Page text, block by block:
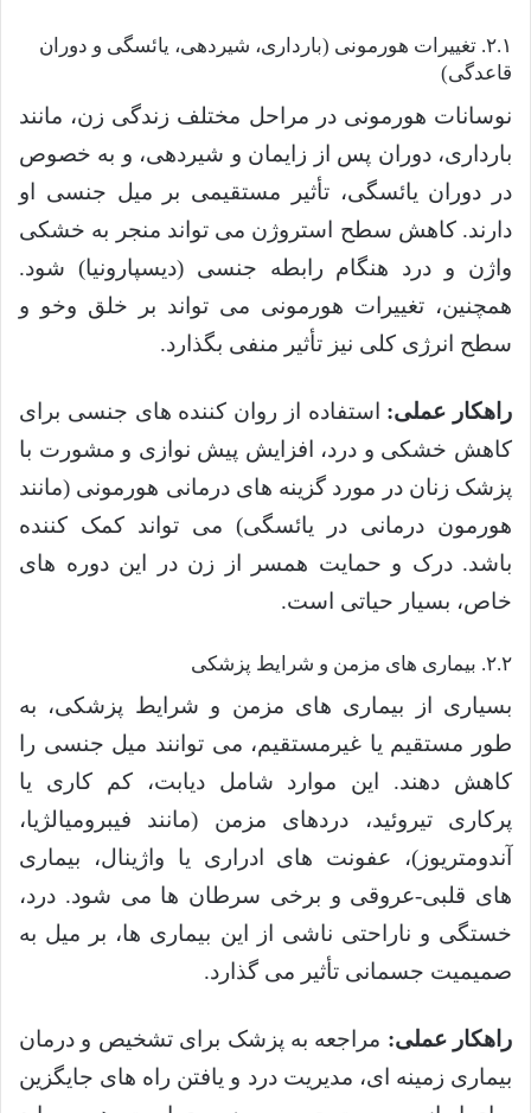
۲.۱. تغییرات هورمونی (بارداری، شیردهی، یائسگی و دوران
قاعدگی)
نوسانات هورمونی در مراحل مختلف زندگی زن، مانند
بارداری، دوران پس از زایمان و شیردهی، و به خصوص
در دوران یائسگی، تأثیر مستقیمی بر میل جنسی او
دارند. کاهش سطح استروژن می تواند منجر به خشکی
واژن و درد هنگام رابطه جنسی (دیسپارونیا) شود.
همچنین، تغییرات هورمونی می تواند بر خلق وخو و
سطح انرژی کلی نیز تأثیر منفی بگذارد.
راهکار عملی: استفاده از روان کننده های جنسی برای
کاهش خشکی و درد، افزایش پیش نوازی و مشورت با
پزشک زنان در مورد گزینه های درمانی هورمونی (مانند
هورمون درمانی در یائسگی) می تواند کمک کننده
باشد. درک و حمایت همسر از زن در این دوره های
خاص، بسیار حیاتی است.
۲.۲. بیماری های مزمن و شرایط پزشکی
بسیاری از بیماری های مزمن و شرایط پزشکی، به
طور مستقیم یا غیرمستقیم، می توانند میل جنسی را
کاهش دهند. این موارد شامل دیابت، کم کاری یا
پرکاری تیروئید، دردهای مزمن (مانند فیبرومیالژیا،
آندومتریوز)، عفونت های ادراری یا واژینال، بیماری
های قلبی-عروقی و برخی سرطان ها می شود. درد،
خستگی و ناراحتی ناشی از این بیماری ها، بر میل به
صمیمیت جسمانی تأثیر می گذارد.
راهکار عملی: مراجعه به پزشک برای تشخیص و درمان
بیماری زمینه ای، مدیریت درد و یافتن راه های جایگزین